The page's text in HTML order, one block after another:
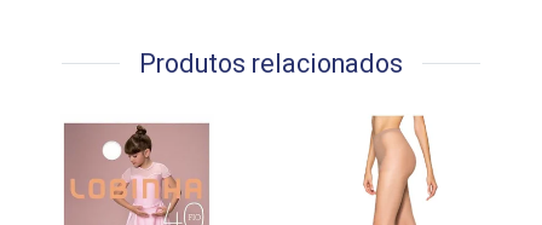
Produtos relacionados